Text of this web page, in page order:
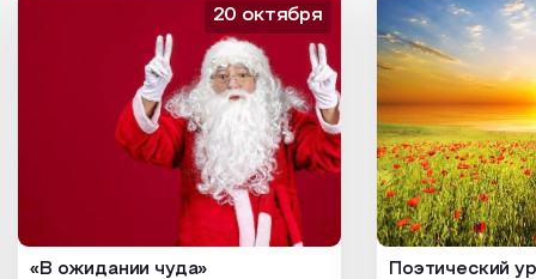
«В ожидании чуда»
20 октября
Поэтический